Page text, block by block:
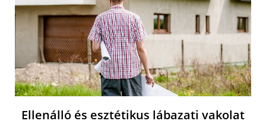
Ellenálló és esztétikus lábazati vakolat